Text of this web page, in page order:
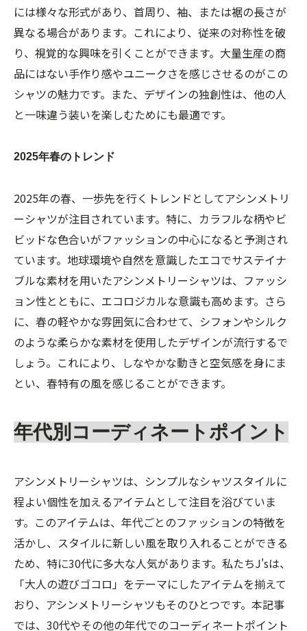
には様々な形式があり、首周り、袖、または裾の長さが
異なる場合があります。これにより、従来の対称性を破
り、視覚的な興味を引くことができます。大量生産の商
品にはない手作り感やユニークさを感じさせるのがこの
シャツの魅力です。また、デザインの独創性は、他の人
と一味違う装いを楽しむためにも最適です。
2025年春のトレンド
2025年の春、一歩先を行くトレンドとしてアシンメトリ
ーシャツが注目されています。特に、カラフルな柄やビ
ビッドな色合いがファッションの中心になると予測され
ています。地球環境や自然を意識したエコでサステイナ
ブルな素材を用いたアシンメトリーシャツは、ファッシ
ョン性とともに、エコロジカルな意識も高めます。さら
に、春の軽やかな雰囲気に合わせて、シフォンやシルク
のような柔らかな素材を使用したデザインが流行するで
しょう。これにより、しなやかな動きと空気感を身にま
とい、春特有の風を感じることができます。
年代別コーディネートポイント
アシンメトリーシャツは、シンプルなシャツスタイルに
程よい個性を加えるアイテムとして注目を浴びていま
す。このアイテムは、年代ごとのファッションの特徴を
活かし、スタイルに新しい風を取り入れることができる
ため、特に30代に多大な人気があります。私たちJ'sは、
「大人の遊びゴコロ」をテーマにしたアイテムを揃えて
おり、アシンメトリーシャツもそのひとつです。本記事
では、30代やその他の年代でのコーディネートポイント